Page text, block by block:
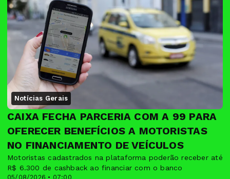
Notícias Gerais
05/08/2026 • 07:00
CAIXA FECHA PARCERIA COM A 99 PARA
OFERECER BENEFÍCIOS A MOTORISTAS
NO FINANCIAMENTO DE VEÍCULOS
Motoristas cadastrados na plataforma poderão receber até
R$ 6.300 de cashback ao financiar com o banco